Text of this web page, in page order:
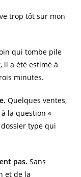
trop tôt sur mon
qui tombe pile
il a été estimé à
minutes.
Quelques ventes,
la question «
type qui
pas. Sans
et de la